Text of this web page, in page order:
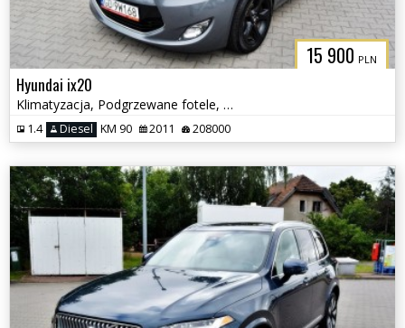
15 900 PLN
Hyundai ix20
Klimatyzacja, Podgrzewane fotele, Serwisowany
1.4 Diesel KM 90 2011 208000